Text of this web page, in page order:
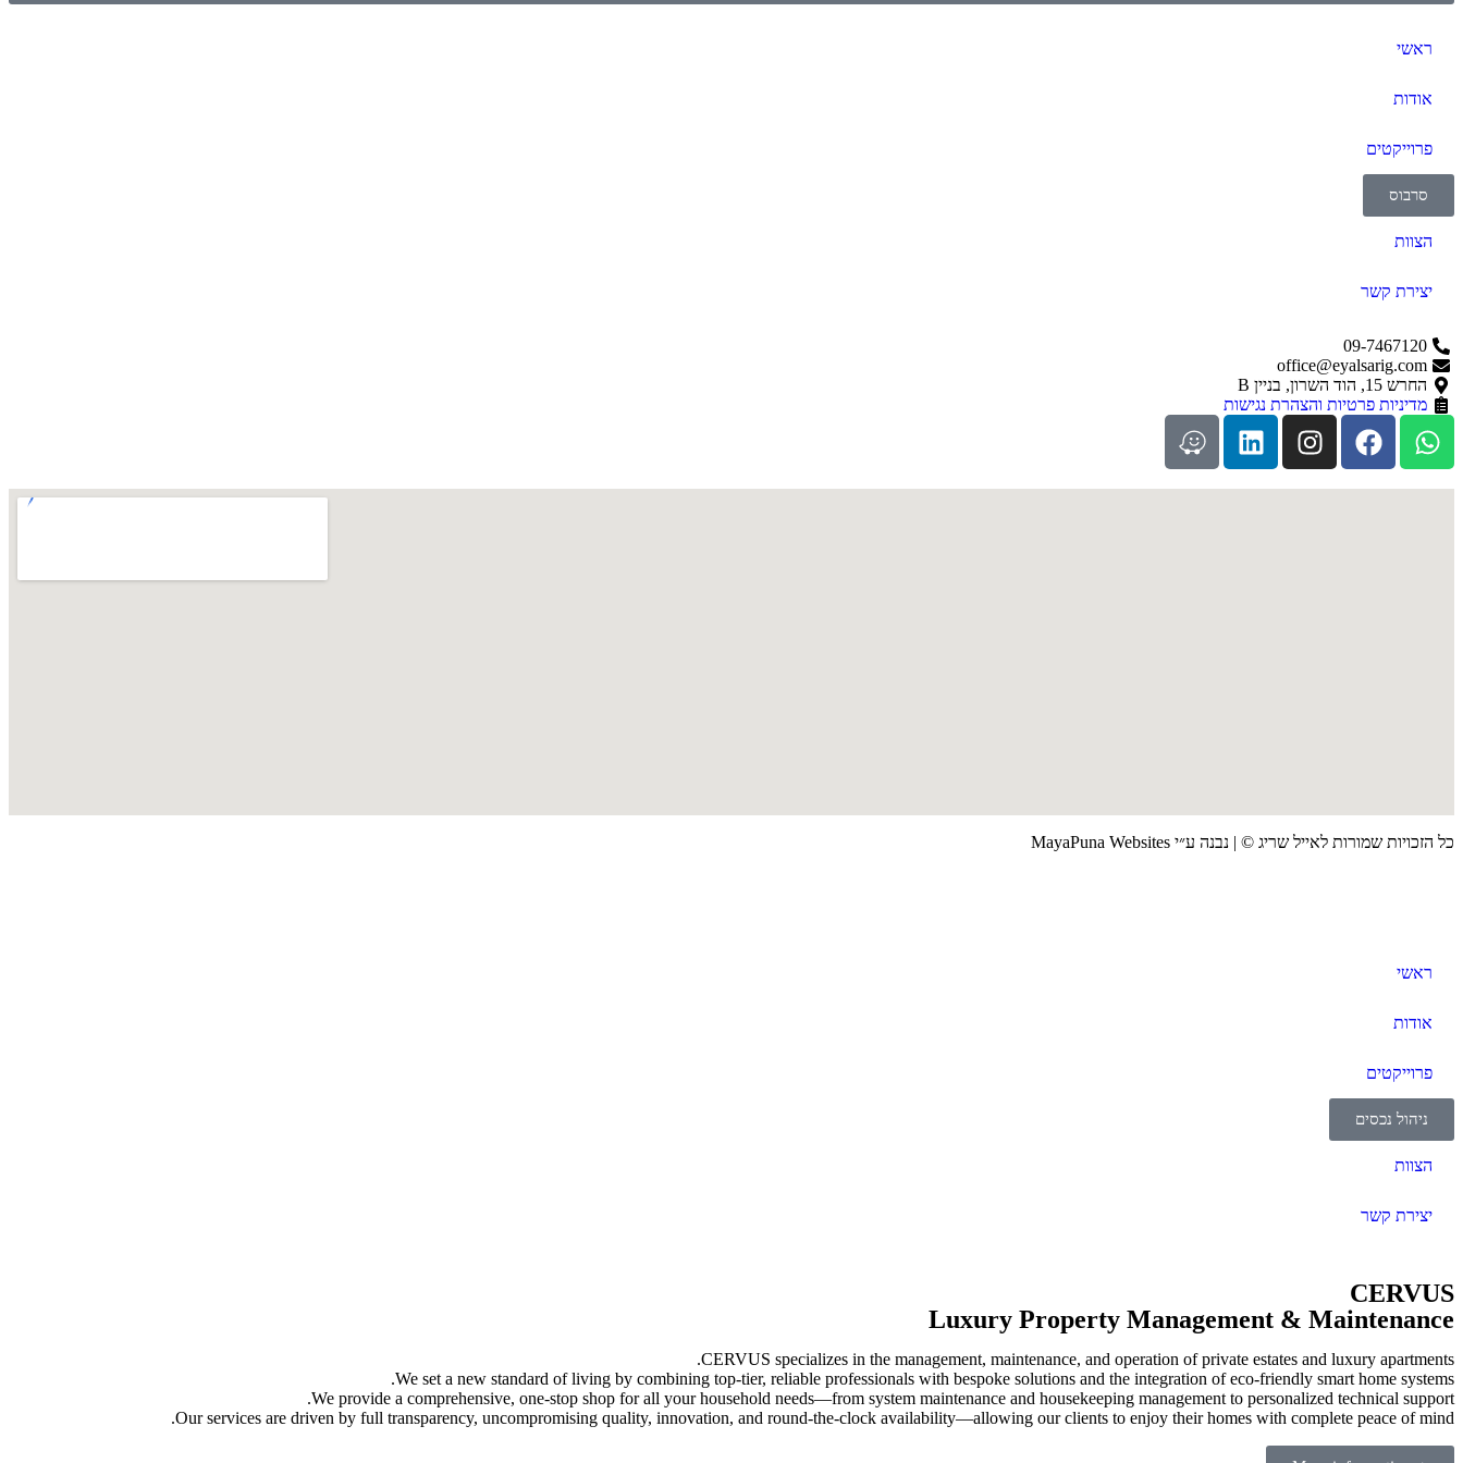
ראשי
אודות
פרוייקטים
סרבוס
הצוות
יצירת קשר
09-7467120
office@eyalsarig.com
החרש 15, הוד השרון, בניין B
מדיניות פרטיות והצהרת נגישות
כל הזכויות שמורות לאייל שריג © | נבנה ע״י MayaPuna Websites
ראשי
אודות
פרוייקטים
ניהול נכסים
הצוות
יצירת קשר
CERVUS
Luxury Property Management & Maintenance
CERVUS specializes in the management, maintenance, and operation of private estates and luxury apartments.
We set a new standard of living by combining top-tier, reliable professionals with bespoke solutions and the integration of eco-friendly smart home systems.
We provide a comprehensive, one-stop shop for all your household needs—from system maintenance and housekeeping management to personalized technical support.
Our services are driven by full transparency, uncompromising quality, innovation, and round-the-clock availability—allowing our clients to enjoy their homes with complete peace of mind.